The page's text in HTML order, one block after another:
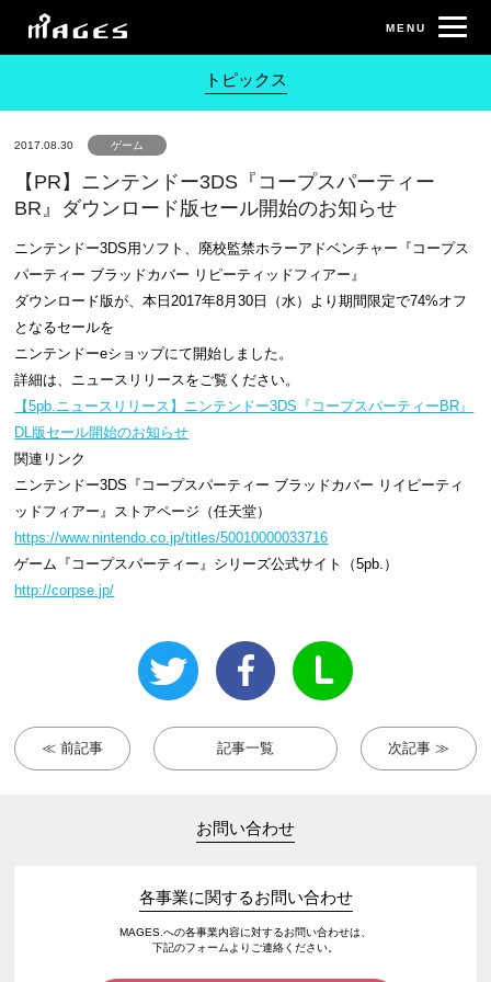
トピックス
2017.08.30 ゲーム
【PR】ニンテンドー3DS『コープスパーティー
BR』ダウンロード版セール開始のお知らせ
ニンテンドー3DS用ソフト、廃校監禁ホラーアドベンチャー『コープス
パーティー ブラッドカバー リピーティッドフィアー』
ダウンロード版が、本日2017年8月30日（水）より期間限定で74%オフ
となるセールを
ニンテンドーeショップにて開始しました。
詳細は、ニュースリリースをご覧ください。
【5pb.ニュースリリース】ニンテンドー3DS『コープスパーティーBR』
DL版セール開始のお知らせ
関連リンク
ニンテンドー3DS『コープスパーティー ブラッドカバー リイピーティ
ッドフィアー』ストアページ（任天堂）
https://www.nintendo.co.jp/titles/50010000033716
ゲーム『コープスパーティー』シリーズ公式サイト（5pb.）
http://corpse.jp/
≪ 前記事 記事一覧 次記事 ≫
お問い合わせ
各事業に関するお問い合わせ
MAGES.への各事業内容に対するお問い合わせは、
下記のフォームよりご連絡ください。